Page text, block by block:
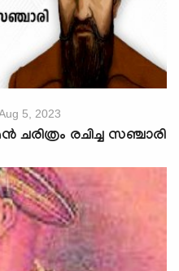
5, 2023
രചിച്ച സഞ്ചാരി